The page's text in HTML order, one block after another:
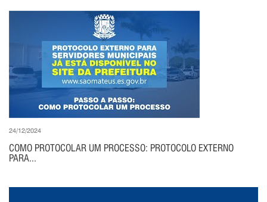
24/12/2024
COMO PROTOCOLAR UM PROCESSO: PROTOCOLO EXTERNO
PARA...